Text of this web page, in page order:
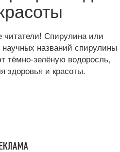
читатели! Спирулина или
названий спирулины
тёмно-зелёную водоросль,
здоровья и красоты.